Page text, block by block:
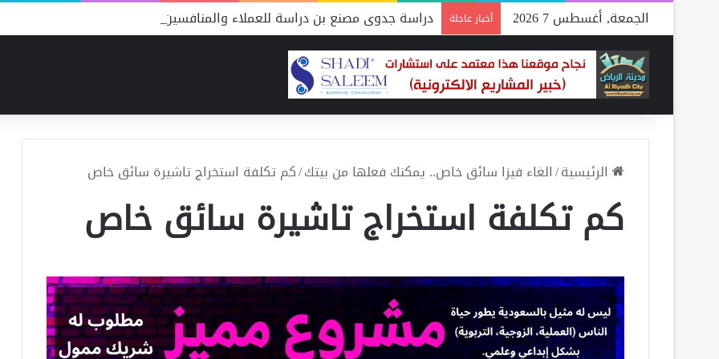
الجمعة, أغسطس 7 2026 أخبار عاجلة دراسة جدوى مصنع بن دراسة للعملاء والمنافسين
الرئيسية/الغاء فيزا سائق خاص.. يمكنك فعلها من بيتك/كم تكلفة استخراج تاشيرة سائق خاص
كم تكلفة استخراج تاشيرة سائق خاص